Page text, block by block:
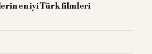
en iyi Türk filmleri